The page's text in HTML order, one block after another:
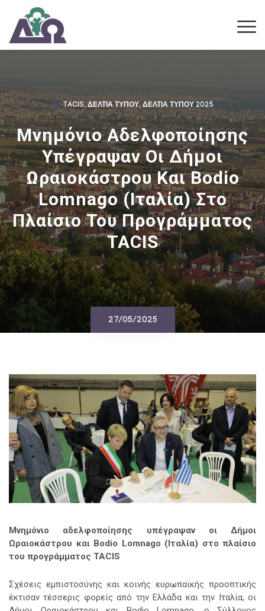
TACIS,ΔΕΛΤΊΑ ΤΎΠΟΥ,ΔΕΛΤΊΑ ΤΎΠΟΥ 2025
Μνημόνιο Αδελφοποίησης
Υπέγραψαν Οι Δήμοι
Ωραιοκάστρου Και Bodio
Lomnago (Ιταλία) Στο
Πλαίσιο Του Προγράμματος
TACIS
27/05/2025
Μνημόνιο αδελφοποίησης υπέγραψαν οι Δήμοι
Ωραιοκάστρου και Bodio Lomnago (Ιταλία) στο πλαίσιο
του προγράμματος TACIS
Σχέσεις εμπιστοσύνης και κοινής ευρωπαϊκής προοπτικής
έκτισαν τέσσερις φορείς από την Ελλάδα και την Ιταλία, οι